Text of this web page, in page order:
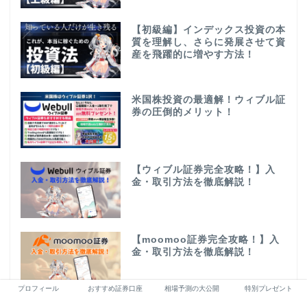
【初級編】インデックス投資の本
質を理解し、さらに発展させて資
産を飛躍的に増やす方法！
米国株投資の最適解！ウィブル証
券の圧倒的メリット！
【ウィブル証券完全攻略！】入
金・取引方法を徹底解説！
【moomoo証券完全攻略！】入
金・取引方法を徹底解説！
プロフィール おすすめ証券口座 相場予測の大公開 特別プレゼント